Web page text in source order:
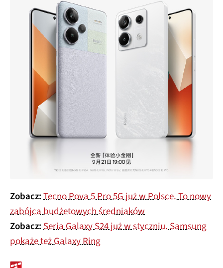
Zobacz:Tecno Pova 5 Pro 5G już w Polsce. To nowy
zabójca budżetowych średniaków
Zobacz:Seria Galaxy S24 już w styczniu. Samsung
pokaże też Galaxy Ring